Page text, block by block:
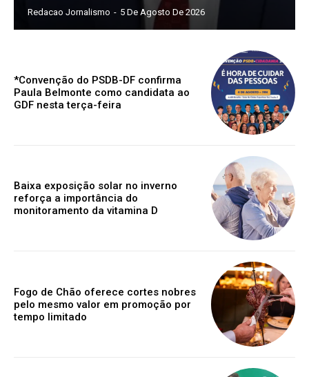
Redacao Jornalismo - 5 De Agosto De 2026
*Convenção do PSDB-DF confirma
Paula Belmonte como candidata ao
GDF nesta terça-feira
Baixa exposição solar no inverno
reforça a importância do
monitoramento da vitamina D
Fogo de Chão oferece cortes nobres
pelo mesmo valor em promoção por
tempo limitado